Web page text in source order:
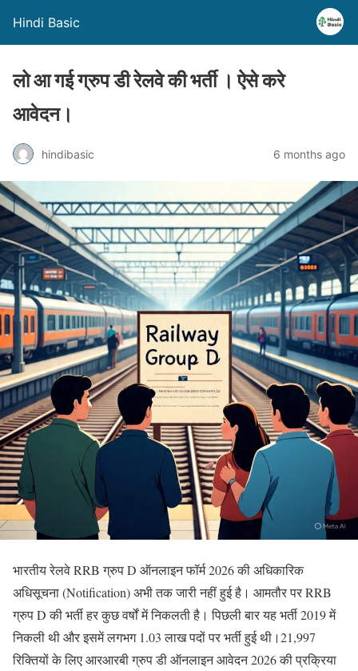
Hindi Basic
लो आ गई ग्रुप डी रेलवे की भर्ती । ऐसे करे
आवेदन।
hindibasic 6 months ago
भारतीय रेलवे RRB ग्रुप D ऑनलाइन फॉर्म 2026 की अधिकारिक
अधिसूचना (Notification) अभी तक जारी नहीं हुई है। आमतौर पर RRB
ग्रुप D की भर्ती हर कुछ वर्षों में निकलती है। पिछली बार यह भर्ती 2019 में
निकली थी और इसमें लगभग 1.03 लाख पदों पर भर्ती हुई थी।21,997
रिक्तियों के लिए आरआरबी ग्रुप डी ऑनलाइन आवेदन 2026 की प्रक्रिया